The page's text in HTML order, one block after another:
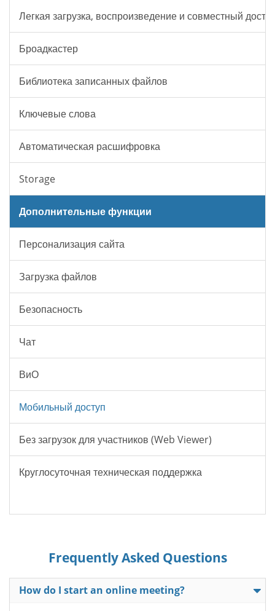
Легкая загрузка, воспроизведение и совместный
Броадкастер
Библиотека записанных файлов
Ключевые слова
Автоматическая расшифровка
Storage
Дополнительные функции
Персонализация сайта
Загрузка файлов
Безопасность
Чат
ВиО
Мобильный доступ
Без загрузок для участников (Web Viewer)
Круглосуточная техническая поддержка
Frequently Asked Questions
How do I start an online meeting?